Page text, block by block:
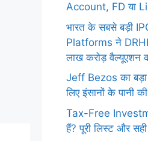
Account, FD या
भारत के सबसे बड़ी
Platforms ने
लाख करोड़ वैल्यूएशन
Jeff Bezos का बड़ा
लिए इंसानों के पानी
Tax-Free
हैं? पूरी लिस्ट और सही